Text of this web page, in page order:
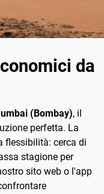
da
(Bombay), il
perfetta. La
flessibilità: cerca di
stagione per
sito web o l'app